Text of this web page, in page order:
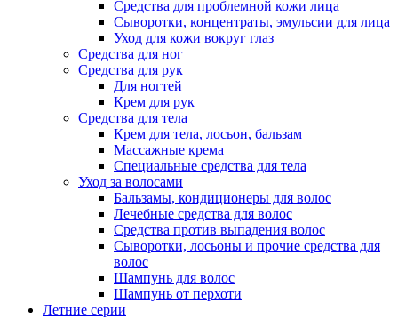
Средства для проблемной кожи лица
Сыворотки, концентраты, эмульсии для лица
Уход для кожи вокруг глаз
Средства для ног
Средства для рук
Для ногтей
Крем для рук
Средства для тела
Крем для тела, лосьон, бальзам
Массажные крема
Специальные средства для тела
Уход за волосами
Бальзамы, кондиционеры для волос
Лечебные средства для волос
Средства против выпадения волос
Сыворотки, лосьоны и прочие средства для
волос
Шампунь для волос
Шампунь от перхоти
Летние серии